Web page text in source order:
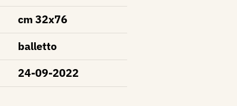
cm 32x76
balletto
24-09-2022